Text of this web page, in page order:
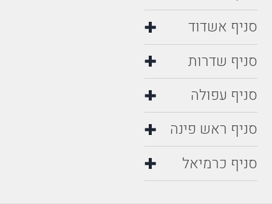
סניף אשדוד
סניף שדרות
סניף עפולה
סניף ראש פינה
סניף כרמיאל